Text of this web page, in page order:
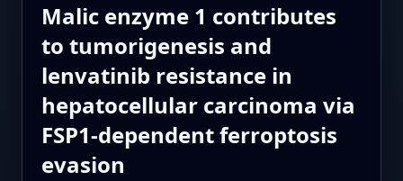
Malic enzyme 1 contributes
to tumorigenesis and
lenvatinib resistance in
hepatocellular carcinoma via
FSP1-dependent ferroptosis
evasion